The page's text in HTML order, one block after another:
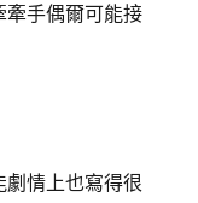
牽手偶爾可能接
情上也寫得很